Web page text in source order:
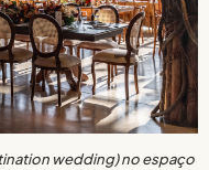
wedding) no espaço